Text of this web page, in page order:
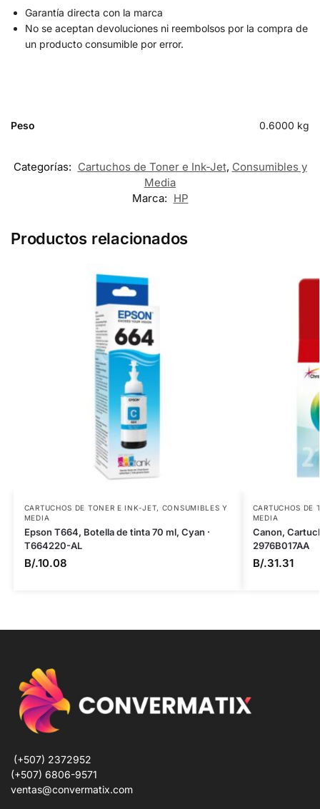
Garantía directa con la marca
No se aceptan devoluciones ni reembolsos por la compra de
un producto consumible por error.
Peso 0.6000 kg
Categorías: Cartuchos de Toner e Ink-Jet, Consumibles y
Media
Marca: HP
Productos relacionados
CARTUCHOS DE TONER E INK-JET, CONSUMIBLES Y
MEDIA
Epson T664, Botella de tinta 70 ml, Cyan ·
T664220-AL
B/.10.08
CARTUCHOS DE
MEDIA
Canon,
2976B017AA
B/.31.31
(+507) 2372952
(+507) 6806-9571
ventas@convermatix.com